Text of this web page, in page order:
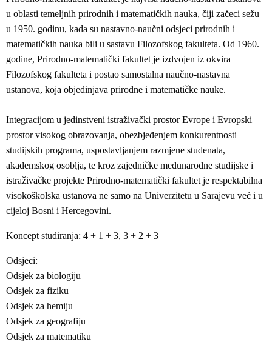
u oblasti temeljnih prirodnih i matematičkih nauka, čiji začeci sežu
u 1950. godinu, kada su nastavno-naučni odsjeci prirodnih i
matematičkih nauka bili u sastavu Filozofskog fakulteta. Od 1960.
godine, Prirodno-matematički fakultet je izdvojen iz okvira
Filozofskog fakulteta i postao samostalna naučno-nastavna
ustanova, koja objedinjava prirodne i matematičke nauke.
Integracijom u jedinstveni istraživački prostor Evrope i Evropski
prostor visokog obrazovanja, obezbjeđenjem konkurentnosti
studijskih programa, uspostavljanjem razmjene studenata,
akademskog osoblja, te kroz zajedničke međunarodne studijske i
istraživačke projekte Prirodno-matematički fakultet je respektabilna
visokoškolska ustanova ne samo na Univerzitetu u Sarajevu već i u
cijeloj Bosni i Hercegovini.
Koncept studiranja: 4 + 1 + 3, 3 + 2 + 3
Odsjeci:
Odsjek za biologiju
Odsjek za fiziku
Odsjek za hemiju
Odsjek za geografiju
Odsjek za matematiku